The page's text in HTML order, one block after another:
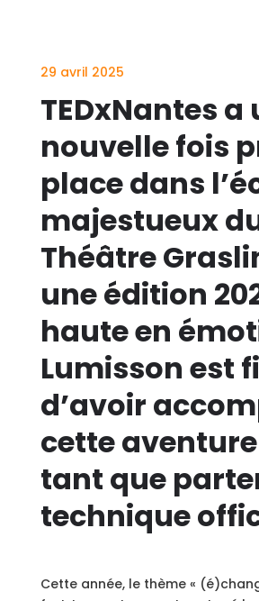
29 avril 2025
TEDxNantes a
nouvelle fois
place dans
majestueux
Théâtre
une édition
haute en
Lumisson est
d’avoir
cette
tant que
technique
Cette année, le thème «